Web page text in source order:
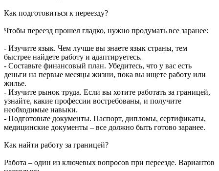
Как подготовиться к переезду?
Чтобы переезд прошел гладко, нужно продумать все заранее:
- Изучите язык. Чем лучше вы знаете язык страны, тем
быстрее найдете работу и адаптируетесь.
- Составьте финансовый план. Убедитесь, что у вас есть
деньги на первые месяцы жизни, пока вы ищете работу или
жилье.
- Изучите рынок труда. Если вы хотите работать за границей,
узнайте, какие профессии востребованы, и получите
необходимые навыки.
- Подготовьте документы. Паспорт, дипломы, сертификаты,
медицинские документы – все должно быть готово заранее.
Как найти работу за границей?
Работа – один из ключевых вопросов при переезде. Вариантов